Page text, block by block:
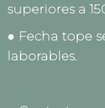
superiores a
● Fecha tope
laborables.